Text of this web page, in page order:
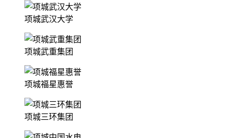
项城武汉大学
项城武重集团
项城福星惠誉
项城三环集团